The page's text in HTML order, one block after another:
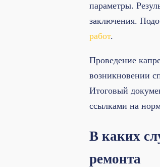
параметры.
заключения.
работ.
Проведение
возникновении
Итоговый
ссылками на
В каких
ремонта